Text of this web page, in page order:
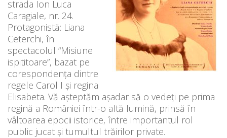
strada Ion Luca
Caragiale, nr. 24.
Protagonistă: Liana
Ceterchi, în
spectacolul “Misiune
ispititoare”, bazat pe
corespondența dintre
regele Carol I și regina
Elisabeta. Vă așteptăm așadar să o vedeți pe prima
regină a României într-o altă lumină, prinsă în
vâltoarea epocii istorice, între importantul rol
public jucat și tumultul trăirilor private.